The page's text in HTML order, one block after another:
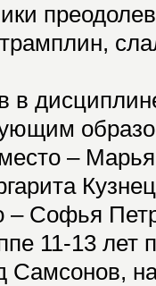
в
–
– Софья
11-13 лет